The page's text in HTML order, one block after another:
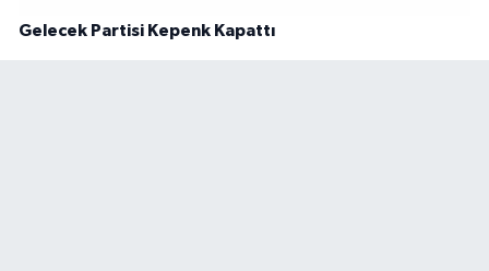
Gelecek Partisi Kepenk Kapattı